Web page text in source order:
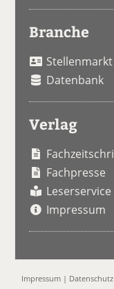
Branche
Stellenmarkt
Datenbank
Verlag
Fachpresse
Leserservice
Impressum
Impressum | Datenschutz